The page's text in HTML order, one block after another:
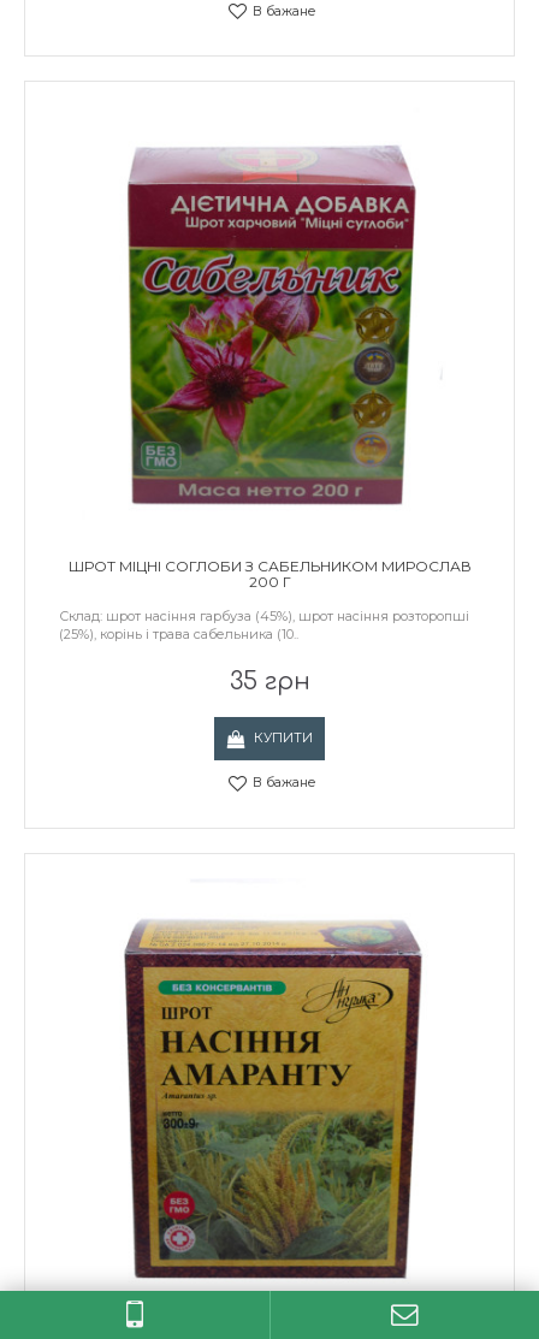
В бажане
ШРОТ МІЦНІ СОГЛОБИ З САБЕЛЬНИКОМ МИРОСЛАВ
200 Г
Склад: шрот насіння гарбуза (45%), шрот насіння розторопші
(25%), корінь і трава сабельника (10..
35 грн
КУПИТИ
В бажане